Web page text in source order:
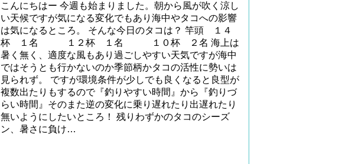
こんにちはー 今週も始まりました。朝から風が吹く涼し
い天候ですが気になる変化でもあり海中やタコへの影響
は気になるところ。 そんな今日のタコは？ 竿頭 １４
杯 １名 １２杯 １名 １０杯 ２名 海上は
暑く無く、適度な風もあり過ごしやすい天気ですが海中
ではそうとも行かないのか季節柄かタコの活性に勢いは
見られず。 ですが環境条件が少しでも良くなると良型が
複数出たりもするので『釣りやすい時間』から『釣りづ
らい時間』そのまた逆の変化に乗り遅れたり出遅れたり
無いようにしたいところ！ 残りわずかのタコのシーズ
ン、暑さに負け…